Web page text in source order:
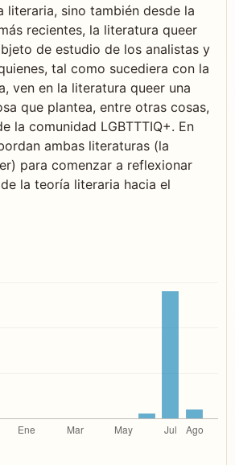
literaria, sino también desde la
recientes, la literatura queer
de estudio de los analistas y
tal como sucediera con la
ven en la literatura queer una
que plantea, entre otras cosas,
la comunidad LGBTTTIQ+. En
ambas literaturas (la
para comenzar a reflexionar
la teoría literaria hacia el